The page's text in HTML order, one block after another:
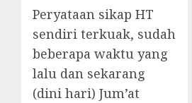
Peryataan sikap HT
sendiri terkuak, sudah
beberapa waktu yang
lalu dan sekarang
(dini hari) Jum’at